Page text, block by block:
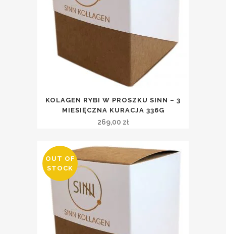
KOLAGEN RYBI W PROSZKU SINN – 3
MIESIĘCZNA KURACJA 336G
269,00 zł
OUT OF
STOCK